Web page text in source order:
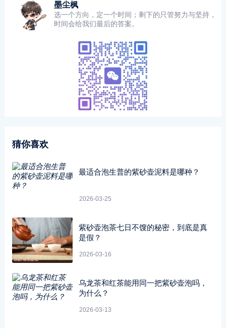
墨尘枫
选一个方向，定一个时间；剩下的只管努力与坚持，
时间会给我们最后的答案。
猜你喜欢
最适合泡生普的紫砂壶泥料是哪种？
2026-03-25
紫砂壶泡茶七日不馊的秘密，到底是真
是假？
2026-03-16
乌龙茶和红茶能用同一把紫砂壶泡吗，
为什么？
2026-03-13